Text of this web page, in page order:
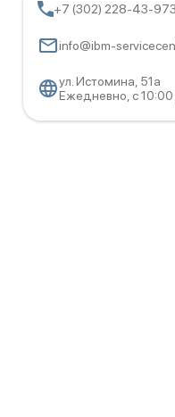
+7 (302) 228-43-97
info@ibm-
ул. Истомина, 51а
Ежедневно, с